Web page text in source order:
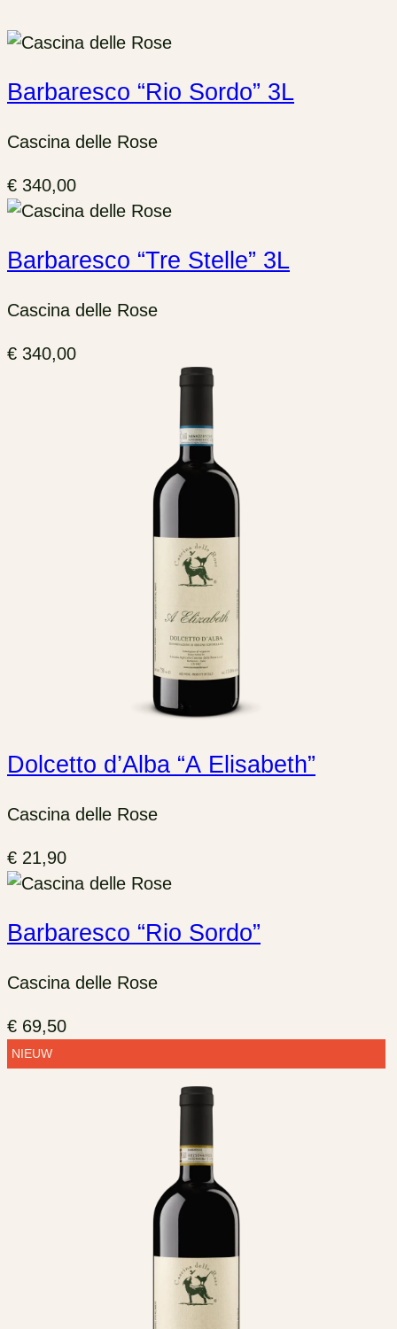
Barbaresco “Rio Sordo” 3L
Cascina delle Rose
€ 340,00
Barbaresco “Tre Stelle” 3L
Cascina delle Rose
€ 340,00
Dolcetto d’Alba “A Elisabeth”
Cascina delle Rose
€ 21,90
Barbaresco “Rio Sordo”
Cascina delle Rose
€ 69,50
NIEUW